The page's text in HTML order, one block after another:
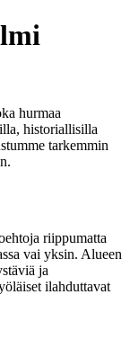
hurmaa
historiallisilla
tarkemmin
riippumatta
vai yksin. Alueen
ja
ilahduttavat